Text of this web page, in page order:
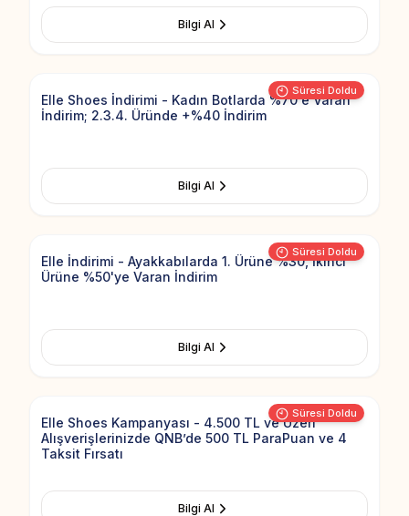
Bilgi Al
Süresi Doldu
Add to
Elle Shoes İndirimi - Kadın Botlarda %70'e Varan
İndirim; 2.3.4. Üründe +%40 İndirim
Bilgi Al
Süresi Doldu
Add to
Elle İndirimi - Ayakkabılarda 1. Ürüne %30, İkinci
Ürüne %50'ye Varan İndirim
Bilgi Al
Süresi Doldu
Add to
Elle Shoes Kampanyası - 4.500 TL ve Üzeri
Alışverişlerinizde QNB’de 500 TL ParaPuan ve 4
Taksit Fırsatı
Bilgi Al